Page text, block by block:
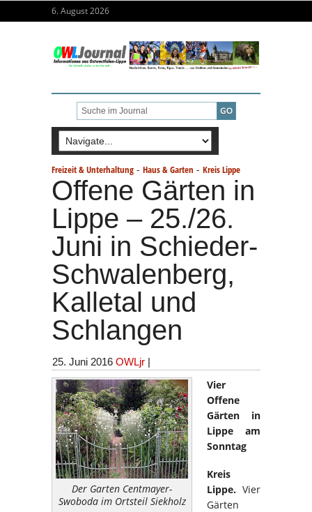
6. August 2026
Freizeit & Unterhaltung - Haus & Garten - Kreis Lippe
Offene Gärten in
Lippe – 25./26.
Juni in Schieder-
Schwalenberg,
Kalletal und
Schlangen
25. Juni 2016 OWLjr |
Der Garten Centmayer-
Swoboda im Ortsteil Siekholz
Vier
Offene
Gärten in
Lippe am
Sonntag
Kreis
Lippe. Vier
Gärten